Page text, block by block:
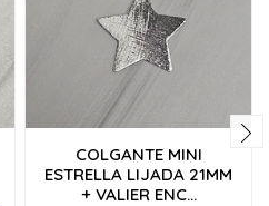
COLGANTE MINI
ESTRELLA LIJADA 21MM
+ VALIER ENC...